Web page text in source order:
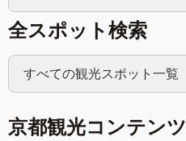
全スポット検索
すべての観光スポット一覧
京都観光コンテンツ